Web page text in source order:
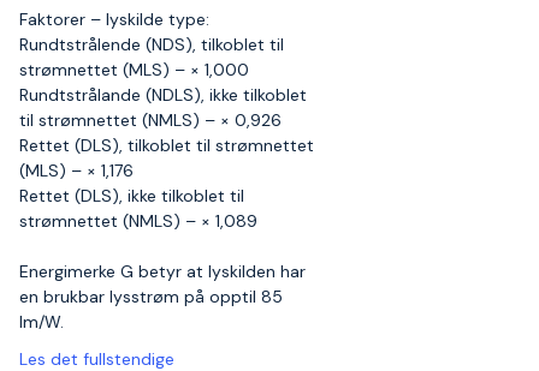
Faktorer – lyskilde type:
Rundtstrålende (NDS), tilkoblet til
strømnettet (MLS) – × 1,000
Rundtstrålande (NDLS), ikke tilkoblet
til strømnettet (NMLS) – × 0,926
Rettet (DLS), tilkoblet til strømnettet
(MLS) – × 1,176
Rettet (DLS), ikke tilkoblet til
strømnettet (NMLS) – × 1,089
Energimerke G betyr at lyskilden har
en brukbar lysstrøm på opptil 85
lm/W.
Les det fullstendige